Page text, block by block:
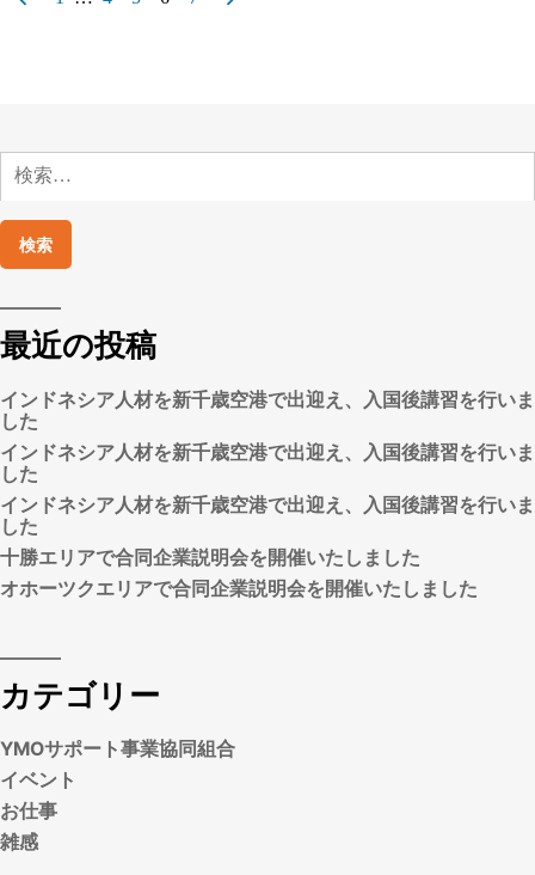
ツ
校
催
た
し
し
ジ
送
り
索:
最近の投稿
インドネシア人材を新千歳空港で出迎え、入国後講習を行いま
した
インドネシア人材を新千歳空港で出迎え、入国後講習を行いま
した
インドネシア人材を新千歳空港で出迎え、入国後講習を行いま
した
十勝エリアで合同企業説明会を開催いたしました
オホーツクエリアで合同企業説明会を開催いたしました
カテゴリー
YMOサポート事業協同組合
イベント
お仕事
雑感